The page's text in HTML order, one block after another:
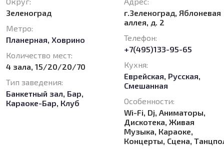
Зеленоград
Метро:
Планерная,Ховрино
Количество мест:
4 зала, 15/20/20/70
Тип заведения:
Банкетный зал, Бар,
Караоке-Бар, Клуб
г.Зеленоград, Яблоневая
аллея, д. 2
Телефон:
+7(495)133-95-65
Кухня:
Еврейская, Русская,
Смешанная
Особенности:
Wi-Fi, Dj, Аниматоры,
Дискотека, Живая
Музыка, Караоке,
Концерты, Сцена,